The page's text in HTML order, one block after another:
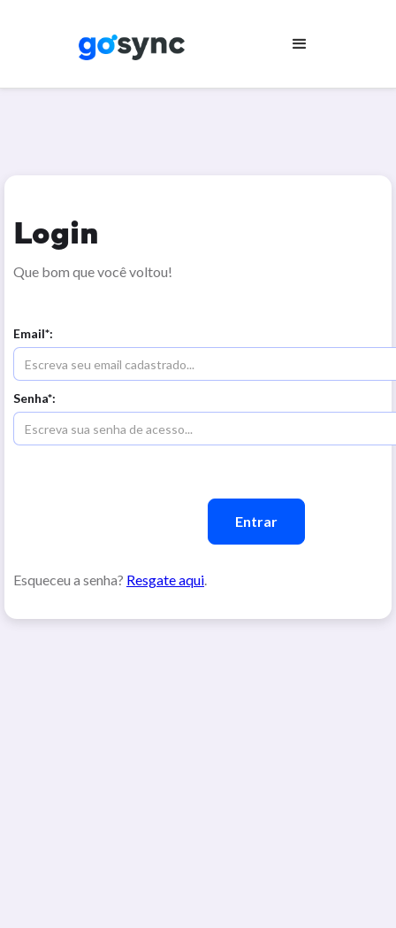
Login
Que bom que você voltou!
Email*:
Senha*:
Esqueceu a senha? Resgate aqui.